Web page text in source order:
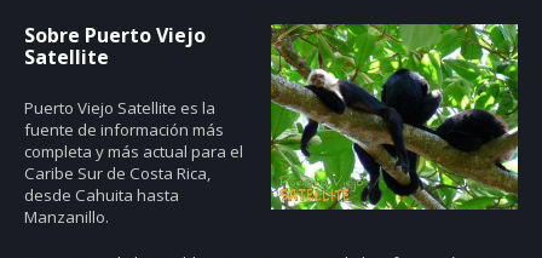
Sobre Puerto Viejo
Satellite
Puerto Viejo Satellite es la
fuente de información más
completa y más actual para el
Caribe Sur de Costa Rica,
desde Cahuita hasta
Manzanillo.